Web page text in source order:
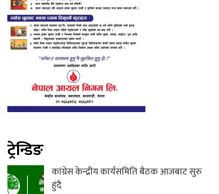
ट्रेन्डिङ
कांग्रेस केन्द्रीय कार्यसमिति बैठक आजबाट सुरु
हुंदै